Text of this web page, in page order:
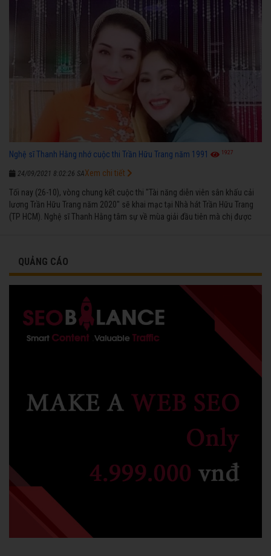
Nghệ sĩ Thanh Hằng nhớ cuộc thi Trần Hữu Trang năm 1991 1927
24/09/2021 8:02:26 SA
Tối nay (26-10), vòng chung kết cuộc thi "Tài năng diễn viên sân khấu cải
lương Trần Hữu Trang năm 2020" sẽ khai mạc tại Nhà hát Trần Hữu Trang
(TP HCM). Nghệ sĩ Thanh Hằng tâm sự về mùa giải đầu tiên mà chị được
Xem chi tiết
QUẢNG CÁO